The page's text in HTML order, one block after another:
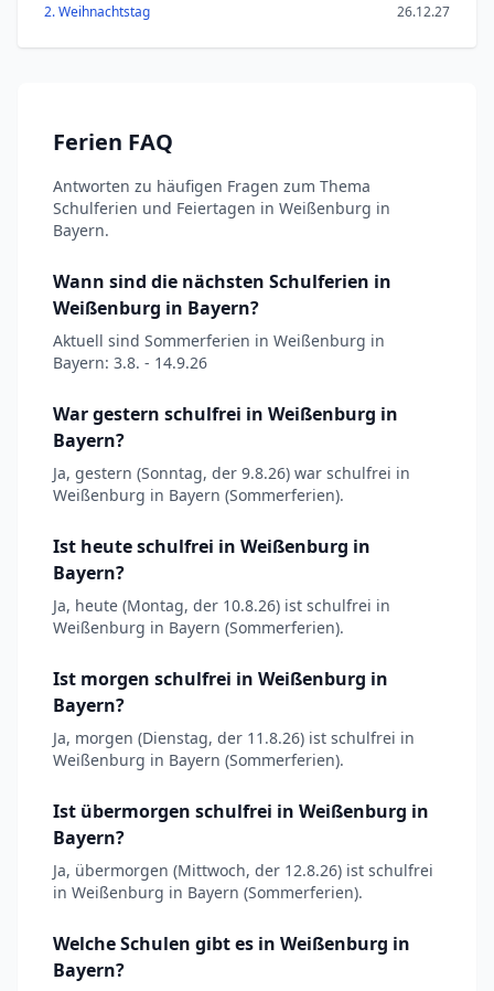
2. Weihnachtstag
26.12.27
Ferien FAQ
Antworten zu häufigen Fragen zum Thema
Schulferien und Feiertagen in Weißenburg in
Bayern.
Wann sind die nächsten Schulferien in
Weißenburg in Bayern?
Aktuell sind Sommerferien in Weißenburg in
Bayern: 3.8. - 14.9.26
War gestern schulfrei in Weißenburg in
Bayern?
Ja, gestern (Sonntag, der 9.8.26) war schulfrei in
Weißenburg in Bayern (Sommerferien).
Ist heute schulfrei in Weißenburg in
Bayern?
Ja, heute (Montag, der 10.8.26) ist schulfrei in
Weißenburg in Bayern (Sommerferien).
Ist morgen schulfrei in Weißenburg in
Bayern?
Ja, morgen (Dienstag, der 11.8.26) ist schulfrei in
Weißenburg in Bayern (Sommerferien).
Ist übermorgen schulfrei in Weißenburg in
Bayern?
Ja, übermorgen (Mittwoch, der 12.8.26) ist schulfrei
in Weißenburg in Bayern (Sommerferien).
Welche Schulen gibt es in Weißenburg in
Bayern?